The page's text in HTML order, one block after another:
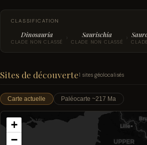
CLASSIFICATION
Dinosauria
CLADE NON CLASSÉ › Saurischia
CLADE NON CLASSÉ ›
Sites de découverte1 sites géolocalisés
Carte actuelle Paléocarte ~217 Ma
+
−